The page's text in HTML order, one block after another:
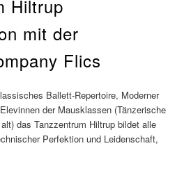
Hiltrup
mit der
Flics
Ballett-Repertoire, Moderner
der Mausklassen (Tänzerische
das Tanzzentrum Hiltrup bildet alle
Perfektion und Leidenschaft,